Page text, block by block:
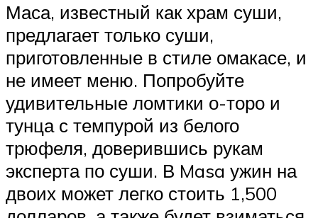
Маса, известный как храм суши,
предлагает только суши,
приготовленные в стиле омакасе, и
не имеет меню. Попробуйте
удивительные ломтики о-торо и
тунца с темпурой из белого
трюфеля, доверившись рукам
эксперта по суши. В Masa ужин на
двоих может легко стоить 1,500